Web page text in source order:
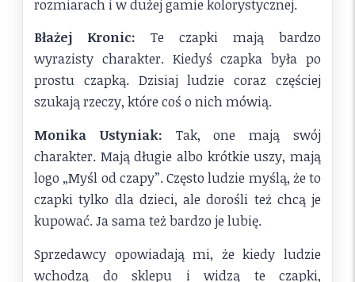
rozmiarach i w dużej gamie kolorystycznej.
Błażej Kronic: Te czapki mają bardzo
wyrazisty charakter. Kiedyś czapka była po
prostu czapką. Dzisiaj ludzie coraz częściej
szukają rzeczy, które coś o nich mówią.
Monika Ustyniak: Tak, one mają swój
charakter. Mają długie albo krótkie uszy, mają
logo „Myśl od czapy”. Często ludzie myślą, że to
czapki tylko dla dzieci, ale dorośli też chcą je
kupować. Ja sama też bardzo je lubię.
Sprzedawcy opowiadają mi, że kiedy ludzie
wchodzą do sklepu i widzą te czapki,